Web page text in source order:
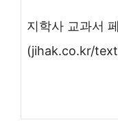
지학사 교과서
(jihak.co.kr/